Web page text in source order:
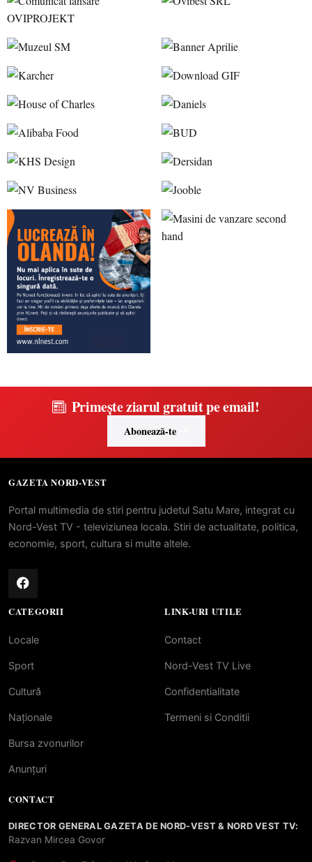
Primește ziarul gratuit pe email!
Abonează-te
GAZETA NORD-VEST
Portal multimedia de stiri pentru judetul Satu Mare, integrat cu
Nord-Vest TV - televiziunea locala. Stiri de actualitate, politica,
economie, sport, cultura si multe altele.
CATEGORII
Locale
Sport
Cultură
Naționale
Bursa zvonurilor
Anunțuri
LINK-URI UTILE
Contact
Nord-Vest TV Live
Confidentialitate
Termeni si Conditii
CONTACT
DIRECTOR GENERAL GAZETA DE NORD-VEST & NORD VEST TV:
Razvan Mircea Govor